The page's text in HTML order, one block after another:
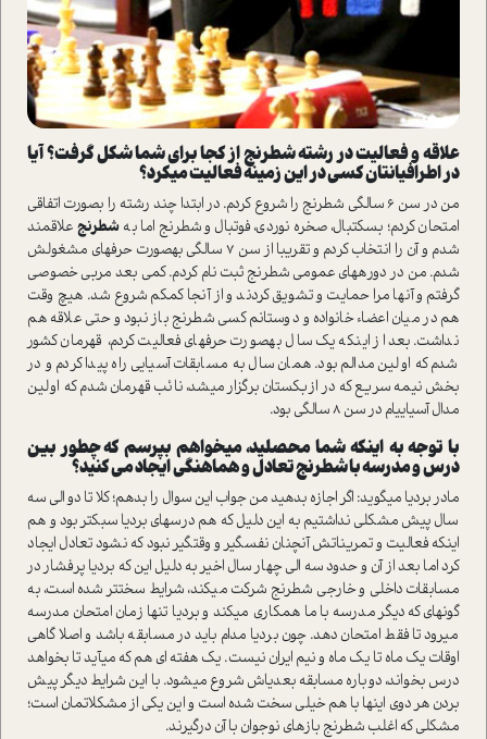
علاقه و فعالیت در رشته شطرنج از کجا برای شما شکل گرفت؟ آیا
در اطرافیانتان کسی در این زمینه فعالیت می­کرد؟
من در سن 6 سالگی شطرنج را شروع کردم. در ابتدا چند رشته را بصورت اتفاقی
امتحان کردم؛ بسکتبال، صخره ­نوردی، فوتبال و شطرنج اما به شطرنجعلاقمند
شدم و آن را انتخاب کردم و تقریبا از سن 7 سالگی به­صورت حرفه­ای مشغولش
شدم. من در دوره­های عمومی شطرنج ثبت نام کردم. کمی بعد مربی خصوصی
گرفتم و آن­ها مرا حمایت و تشویق کردند و از آنجا کم­کم شروع شد. هیچ وقت
هم در میان اعضاء خانواده و دوستانم کسی شطرنج باز نبود و حتی علاقه هم
نداشت. بعد از این­که یک سال به­صورت حرفه­ای فعالیت کردم، قهرمان کشور
شدم که اولین مدالم بود. همان سال به مسابقات آسیایی راه پیدا کردم و در
بخش نیمه سریع که در ازبکستان برگزار می­شد، نائب قهرمان شدم که اولین
مدال آسیایی­ام در سن 8 سالگی بود.
با توجه به این­که شما محصلید، می­خواهم بپرسم که چطور بین
درس و مدرسه با شطرنج تعادل و هماهنگی ایجاد می ­کنید؟
مادر بردیا می­گوید: اگر اجازه بدهید من جواب این سوال را بدهم؛ کلا تا دو الی سه
سال پیش مشکلی نداشتیم به این دلیل که هم درس­های بردیا سبک­تر بود و هم
اینکه فعالیت و تمریناتش آنچنان نفس­گیر و وقت­گیر نبود که نشود تعادل ایجاد
کرد اما بعد از آن و حدود سه الی چهار سال اخیر به دلیل این که بردیا پرفشار در
مسابقات داخلی و خارجی شطرنج شرکت می­کند، شرایط سخت­تر شده است، به
گونه­ای که دیگر مدرسه با ما همکاری می­کند و بردیا تنها زمان امتحان مدرسه
می­رود تا فقط امتحان ­دهد. چون بردیا مدام باید در مسابقه باشد و اصلا گاهی
اوقات یک ماه تا یک ماه و نیم ایران نیست. یک هفته­ ای هم که می­آید تا بخواهد
درس بخواند، دوباره مسابقه بعدی­اش شروع می­شود. با این شرایط دیگر پیش
بردن هر دوی این­ها با هم خیلی سخت شده است و این یکی از مشکلات­مان است؛
مشکلی که اغلب شطرنج بازهای نوجوان با آن درگیرند.